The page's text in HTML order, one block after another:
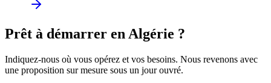
Prêt à démarrer en Algérie ?
Indiquez-nous où vous opérez et vos besoins. Nous revenons avec
une proposition sur mesure sous un jour ouvré.